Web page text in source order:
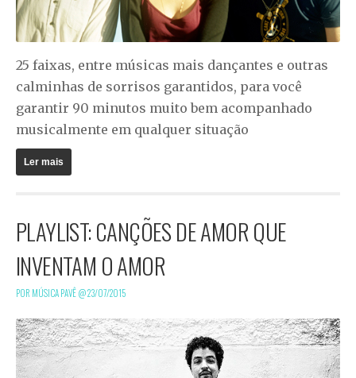
25 faixas, entre músicas mais dançantes e outras
calminhas de sorrisos garantidos, para você
garantir 90 minutos muito bem acompanhado
musicalmente em qualquer situação
Ler mais
PLAYLIST: CANÇÕES DE AMOR QUE
INVENTAM O AMOR
POR MÚSICA PAVÊ @23/07/2015